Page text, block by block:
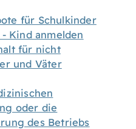
für Schulkinder
Kind anmelden
für nicht
und Väter
oder die
des Betriebs